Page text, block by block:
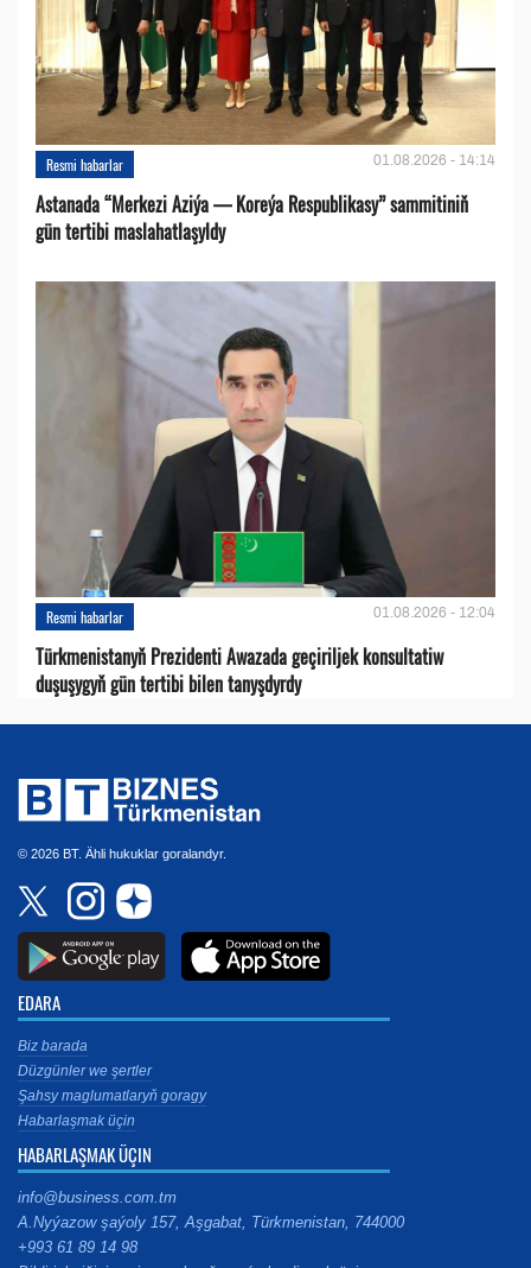
Resmi habarlar 01.08.2026 - 14:14
Astanada “Merkezi Aziýa — Koreýa Respublikasy” sammitiniň
gün tertibi maslahatlaşyldy
Resmi habarlar 01.08.2026 - 12:04
Türkmenistanyň Prezidenti Awazada geçiriljek konsultatiw
duşuşygyň gün tertibi bilen tanyşdyrdy
© 2026 BT. Ähli hukuklar goralandyr.
EDARA
Biz barada
Düzgünler we şertler
Şahsy maglumatlaryň goragy
Habarlaşmak üçin
HABARLAŞMAK ÜÇIN
info@business.com.tm
A.Nyýazow şaýoly 157, Aşgabat, Türkmenistan, 744000
+993 61 89 14 98